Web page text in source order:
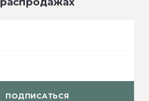
ПОДПИСАТЬСЯ